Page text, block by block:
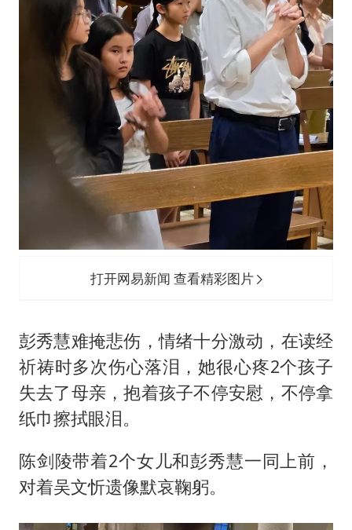
打开网易新闻 查看精彩图片
彭秀慧难掩悲伤，情绪十分激动，在读经
祈祷时多次伤心落泪，她很心疼2个孩子
失去了母亲，抱着孩子不停安慰，不停拿
纸巾擦拭眼泪。
陈剑陵带着2个女儿和彭秀慧一同上前，
对着吴文忻遗像默哀鞠躬。